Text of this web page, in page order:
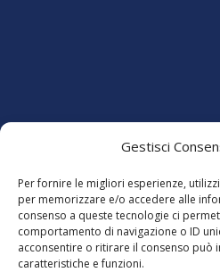
Gestisci
Per fornire le migliori esperienze,
per memorizzare e/o accedere alle
consenso a queste tecnologie ci
comportamento di navigazione o ID
acconsentire o ritirare il consenso può
caratteristiche e funzioni.